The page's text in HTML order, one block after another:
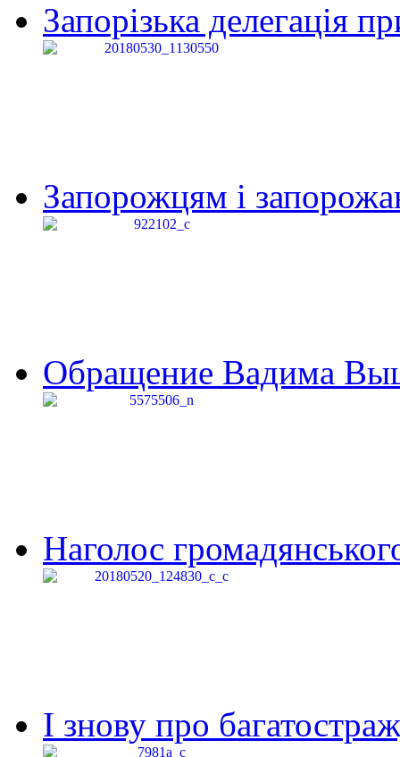
Запорізька делегація
Запорожцям і
Обращение Вадима
Наголос
І знову про